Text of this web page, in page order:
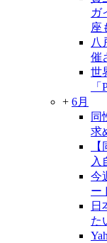
ガ
座
八
催
世
+ 6月
同
求
入
今
ー
日
た